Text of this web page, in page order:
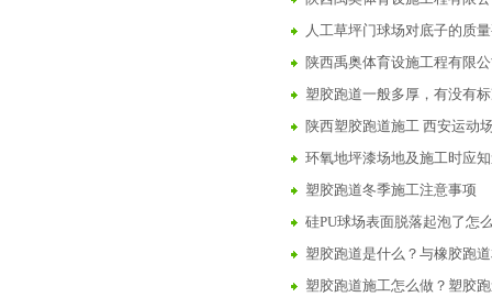
人工草坪门球场对底子的质
陕西禹奥体育设施工程有限
塑胶跑道一般多厚，有没有
陕西塑胶跑道施工 西安运动
环氧地坪漆场地及施工时应
塑胶跑道冬季施工注意事项
硅PU球场表面脱落起泡了怎
塑胶跑道是什么？与橡胶跑
塑胶跑道施工怎么做？塑胶